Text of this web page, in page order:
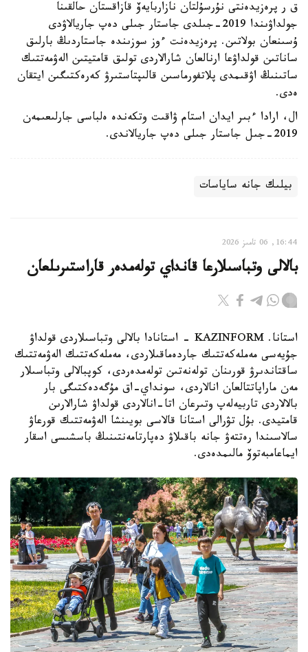
ق ر پرەزيدەنتى نۇرسۇلتان نازاربايەۆ قازاقستان حالقىنا
جولداۋىندا 2019-جىلدى جاستار جىلى دەپ جاريالاۋدى
ۇسىنعان بولاتىن. پرەزيدەنت ءوز سوزىندە جاستاردىڭ بارلىق
ساناتىن قولداۋعا ارنالعان شارالاردى تولىق قامتيتىن الەۋمەتتىك
ساتىنىڭ اۋقىمدى پلاتفورماسىن قالىپتاستىرۋ كەرەكتىگىن ايتقان
ەدى.
ال، ارادا ءبىر ايدان استام ۋاقىت وتكەندە ەلباسى جارلىعىمەن
2019-جىل جاستار جىلى دەپ جاريالاندى.
بيلىك جانە ساياسات
16:44, 06 تامىز 2026
بالالى وتباسىلارعا قانداي تولەمدەر قاراستىرىلعان
استانا. KAZINFORM - استانادا بالالى وتباسىلاردى قولداۋ
جۇيەسى مەملەكەتتىك جاردەماقىلاردى، مەملەكەتتىك الەۋمەتتىك
ساقتاندىرۋ قورىنان تولەنەتىن تولەمدەردى، كوپبالالى وتباسىلار
مەن ماراپاتتالعان انالاردى، سونداي-اق مۇگەدەكتىگى بار
بالالاردى تاربيەلەپ وتىرعان اتا-انالاردى قولداۋ شارالارىن
قامتيدى. بۇل تۋرالى استانا قالاسى بويىنشا الەۋمەتتىك قورعاۋ
سالاسىندا رەتتەۋ جانە باقىلاۋ دەپارتامەنتىنىڭ باسشىسى اسقار
ايماعامبەتوۆ مالىمدەدى.